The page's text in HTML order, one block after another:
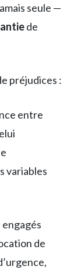
seule —
de
préjudices :
entre
variables
engagés
de